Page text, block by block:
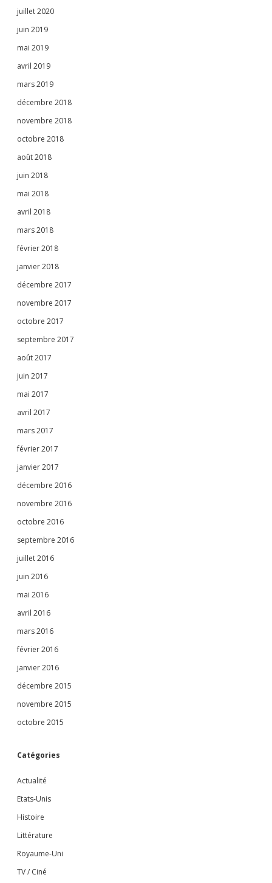
juillet 2020
juin 2019
mai 2019
avril 2019
mars 2019
décembre 2018
novembre 2018
octobre 2018
août 2018
juin 2018
mai 2018
avril 2018
mars 2018
février 2018
janvier 2018
décembre 2017
novembre 2017
octobre 2017
septembre 2017
août 2017
juin 2017
mai 2017
avril 2017
mars 2017
février 2017
janvier 2017
décembre 2016
novembre 2016
octobre 2016
septembre 2016
juillet 2016
juin 2016
mai 2016
avril 2016
mars 2016
février 2016
janvier 2016
décembre 2015
novembre 2015
octobre 2015
Catégories
Actualité
Etats-Unis
Histoire
Littérature
Royaume-Uni
TV / Ciné